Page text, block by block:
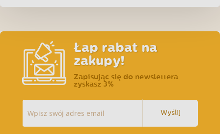
chrupek M
Łap rabat na
zakupy!
Zapisując się do newslettera
zyskasz 3%
Wyślij